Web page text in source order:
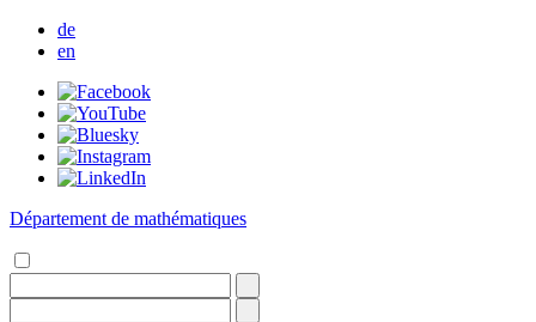
de
en
Département de mathématiques